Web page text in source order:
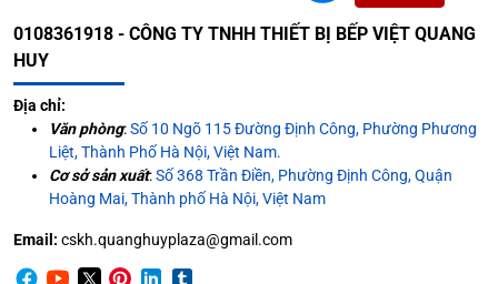
0108361918 - CÔNG TY TNHH THIẾT BỊ BẾP VIỆT QUANG
HUY
Địa chỉ:
Văn phòng:Số 10 Ngõ 115 Đường Định Công, Phường Phương
Liệt, Thành Phố Hà Nội, Việt Nam.
Cơ sở sản xuất:Số 368 Trần Điền, Phường Định Công, Quận
Hoàng Mai, Thành phố Hà Nội, Việt Nam
Email: cskh.quanghuyplaza@gmail.com